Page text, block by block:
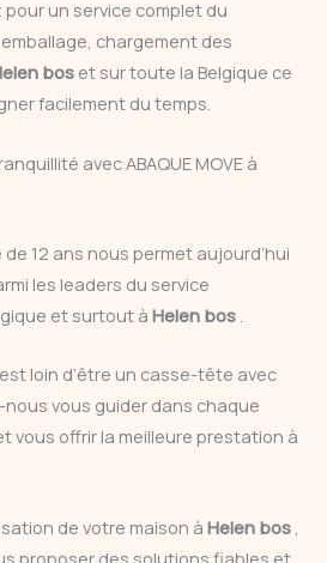
un service complet du
chargement des
bos et sur toute la Belgique ce
facilement du temps.
avec ABAQUE MOVE à
12 ans nous permet aujourd’hui
les leaders du service
et surtout à Helen bos
loin d’être un casse-tête avec
nous vous guider dans chaque
vous offrir la meilleure prestation à
de votre maison à Helen bos
proposer des solutions fiables et